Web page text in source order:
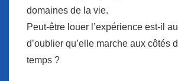
domaines de la vie.
Peut-être louer l’expérience est-il
d’oublier qu’elle marche aux côtés
temps ?